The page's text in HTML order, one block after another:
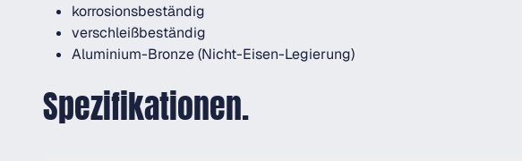
korrosionsbeständig
verschleißbeständig
Aluminium-Bronze (Nicht-Eisen-Legierung)
Spezifikationen.